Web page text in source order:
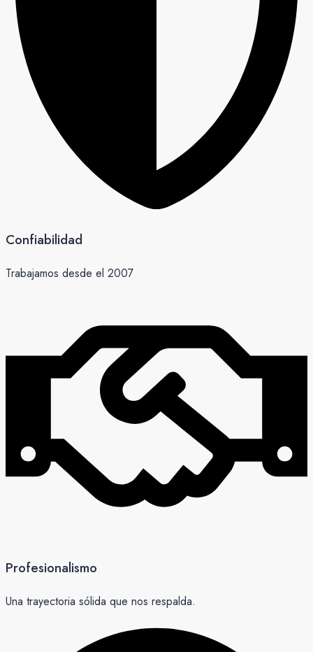
Confiabilidad
Trabajamos desde el 2007
Profesionalismo
Una trayectoria sólida que nos respalda.